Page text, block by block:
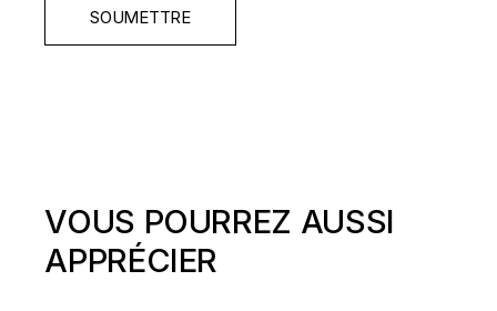
SOUMETTRE
VOUS POURREZ AUSSI
APPRÉCIER